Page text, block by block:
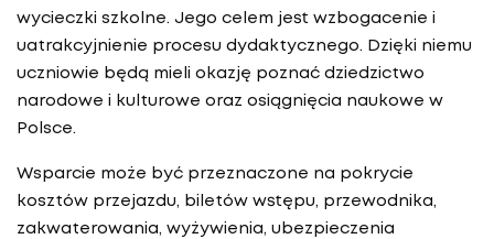
wycieczki szkolne. Jego celem jest wzbogacenie i
uatrakcyjnienie procesu dydaktycznego. Dzięki niemu
uczniowie będą mieli okazję poznać dziedzictwo
narodowe i kulturowe oraz osiągnięcia naukowe w
Polsce.
Wsparcie może być przeznaczone na pokrycie
kosztów przejazdu, biletów wstępu, przewodnika,
zakwaterowania, wyżywienia, ubezpieczenia